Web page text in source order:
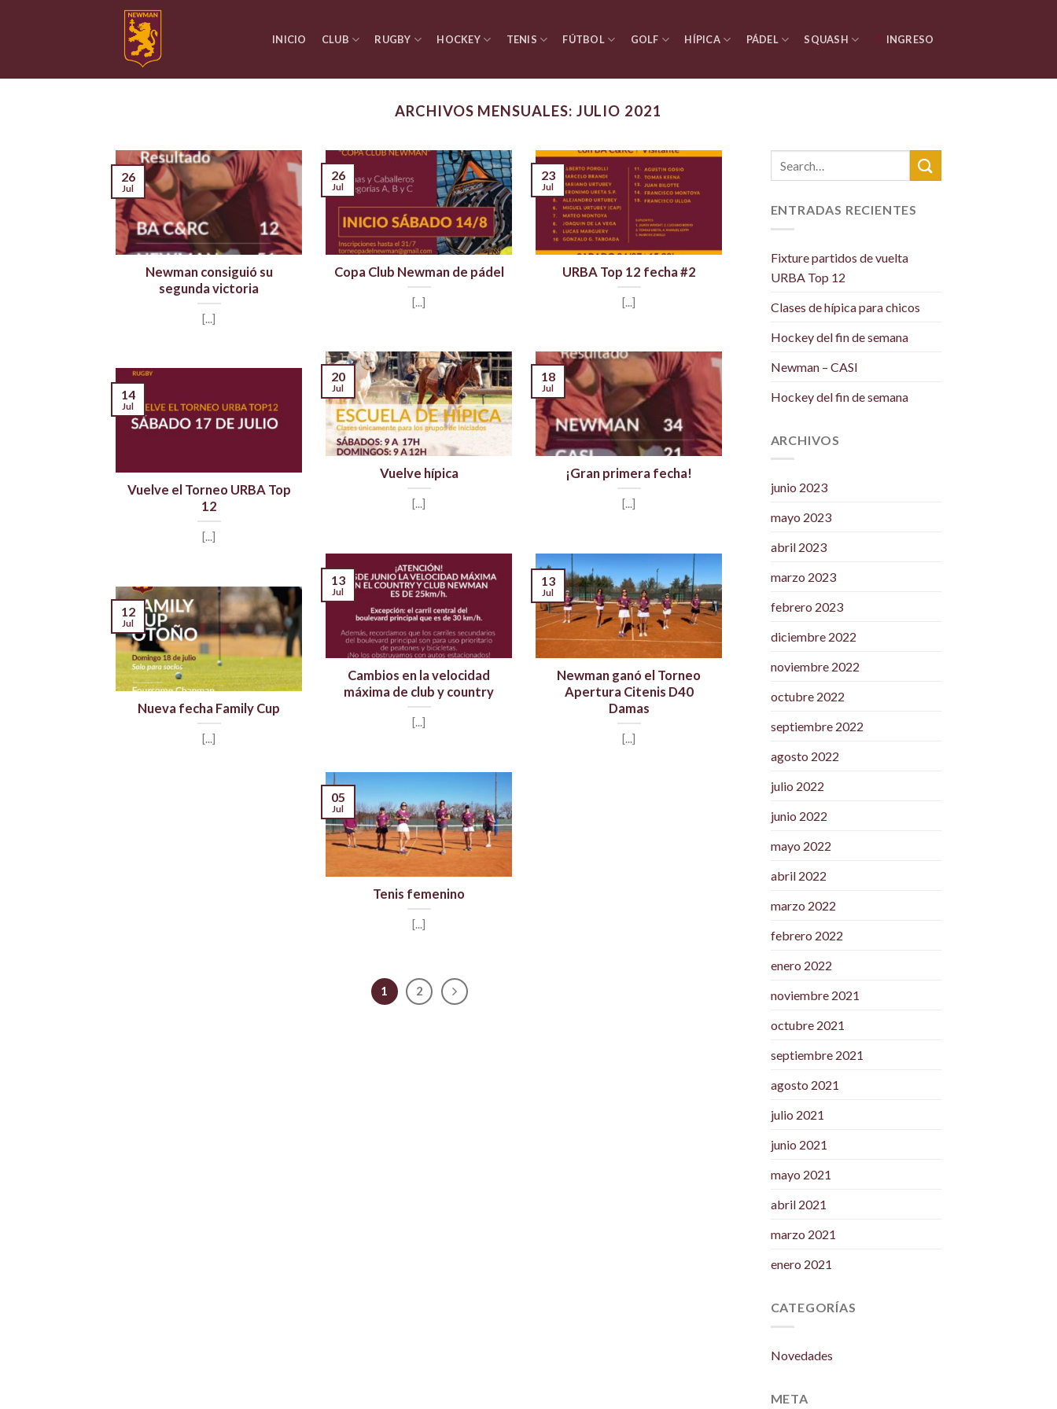
INICIO CLUB RUGBY HOCKEY TENIS FÚTBOL GOLF HÍPICA PÁDEL SQUASH INGRESO
ARCHIVOS MENSUALES: JULIO 2021
Newman consiguió su
segunda victoria
[...]
26
Jul
Copa Club Newman de pádel
[...]
26
Jul
URBA Top 12 fecha #2
[...]
23
Jul
Vuelve hípica
[...]
20
Jul
¡Gran primera fecha!
[...]
18
Jul
Vuelve el Torneo URBA Top
12
[...]
14
Jul
Cambios en la velocidad
máxima de club y country
[...]
13
Jul
Newman ganó el Torneo
Apertura Citenis D40
Damas
[...]
13
Jul
Nueva fecha Family Cup
[...]
12
Jul
Tenis femenino
[...]
05
Jul
1 2
ENTRADAS RECIENTES
Fixture partidos de vuelta
URBA Top 12
Clases de hípica para chicos
Hockey del fin de semana
Newman – CASI
Hockey del fin de semana
ARCHIVOS
junio 2023
mayo 2023
abril 2023
marzo 2023
febrero 2023
diciembre 2022
noviembre 2022
octubre 2022
septiembre 2022
agosto 2022
julio 2022
junio 2022
mayo 2022
abril 2022
marzo 2022
febrero 2022
enero 2022
noviembre 2021
octubre 2021
septiembre 2021
agosto 2021
julio 2021
junio 2021
mayo 2021
abril 2021
marzo 2021
enero 2021
CATEGORÍAS
Novedades
META